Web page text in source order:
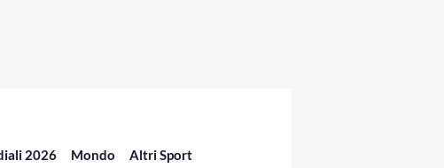
2026 Mondo Altri Sport